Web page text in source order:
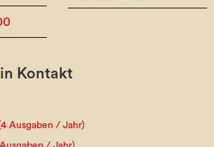
Kontakt
Ausgaben / Jahr)